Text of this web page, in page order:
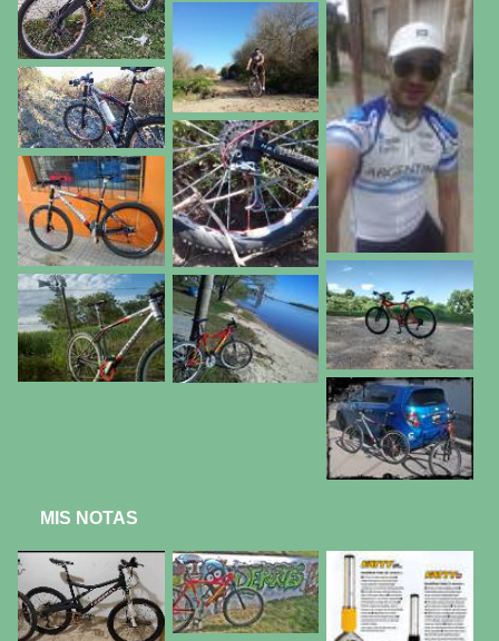
MIS NOTAS